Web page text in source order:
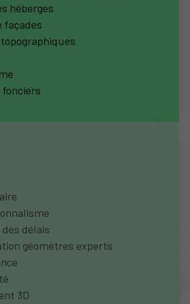
héberges
façades
délais
géomètres experts
3D